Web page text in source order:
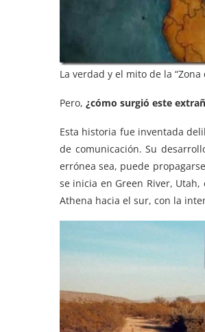
La verdad y el mito de la “Zona
Pero, ¿cómo surgió este
Esta historia fue inventada
de comunicación. Su
errónea sea, puede
se inicia en Green River,
Athena hacia el sur, con la